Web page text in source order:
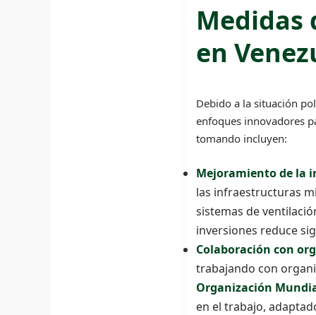
Medidas
en
Debido a la situación
enfoques innovadores
tomando incluyen:
Mejoramiento de la
las infraestructuras
sistemas de
inversiones reduce
Colaboración con
trabajando con
Organización
en el trabajo,